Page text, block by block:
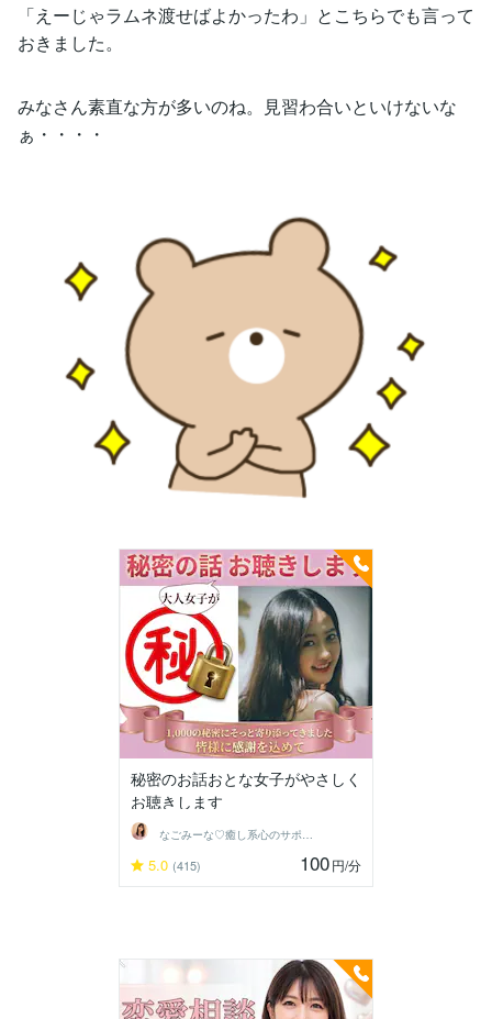
「えーじゃラムネ渡せばよかったわ」とこちらでも言って
おきました。
みなさん素直な方が多いのね。見習わ合いといけないな
ぁ・・・・
秘密のお話おとな女子がやさしく
お聴きします
なごみーな♡癒し系心のサポーター
5.0 (415) 100円/分